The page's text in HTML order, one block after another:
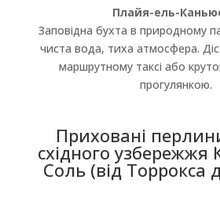
Плайя-ель-
Заповідна бухта в природному
чиста вода, тиха атмосфера.
маршрутному таксі або
прогулянкою.
Приховані
східного узбережжя
Соль (від Торрокса